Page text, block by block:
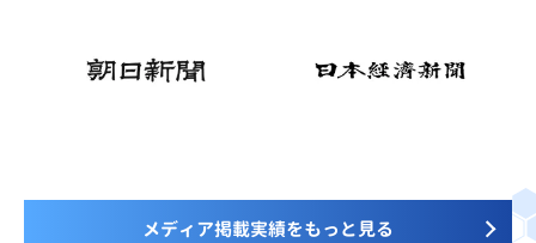
メディア掲載実績をもっと見る